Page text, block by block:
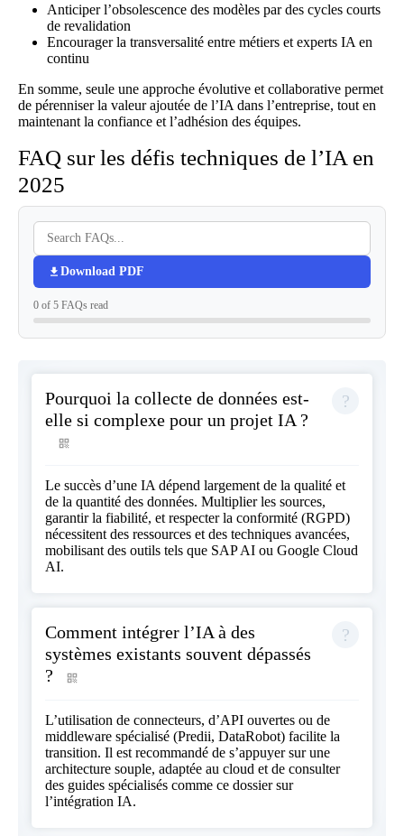
Anticiper l’obsolescence des modèles par des cycles courts
de revalidation
Encourager la transversalité entre métiers et experts IA en
continu
En somme, seule une approche évolutive et collaborative permet
de pérenniser la valeur ajoutée de l’IA dans l’entreprise, tout en
maintenant la confiance et l’adhésion des équipes.
FAQ sur les défis techniques de l’IA en
2025
Download PDF
0 of 5 FAQs read
Pourquoi la collecte de données est-
elle si complexe pour un projet IA ?
Le succès d’une IA dépend largement de la qualité et
de la quantité des données. Multiplier les sources,
garantir la fiabilité, et respecter la conformité (RGPD)
nécessitent des ressources et des techniques avancées,
mobilisant des outils tels que SAP AI ou Google Cloud
AI.
Comment intégrer l’IA à des
systèmes existants souvent dépassés
?
L’utilisation de connecteurs, d’API ouvertes ou de
middleware spécialisé (Predii, DataRobot) facilite la
transition. Il est recommandé de s’appuyer sur une
architecture souple, adaptée au cloud et de consulter
des guides spécialisés comme ce dossier sur
l’intégration IA.